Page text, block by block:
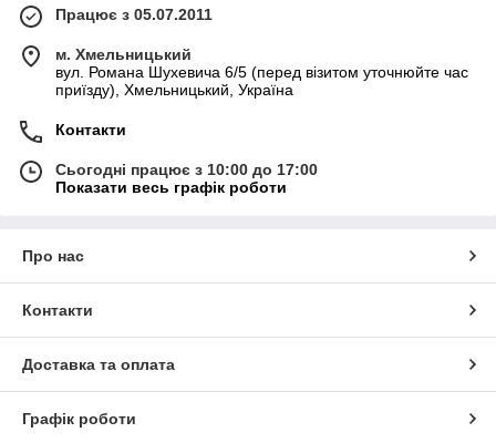
Працює з 05.07.2011
м. Хмельницький
вул. Романа Шухевича 6/5 (перед візитом уточнюйте час
приїзду), Хмельницький, Україна
Контакти
Сьогодні працює з 10:00 до 17:00
Показати весь графік роботи
Про нас
Контакти
Доставка та оплата
Графік роботи